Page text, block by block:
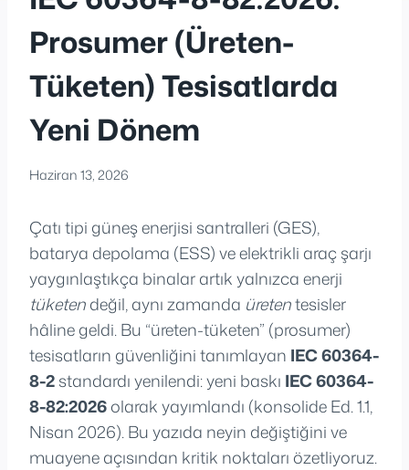
Prosumer (Üreten-
Tüketen) Tesisatlarda
Yeni Dönem
Haziran 13, 2026
Çatı tipi güneş enerjisi santralleri (GES),
batarya depolama (ESS) ve elektrikli araç şarjı
yaygınlaştıkça binalar artık yalnızca enerji
tüketendeğil, aynı zamanda üretentesisler
hâline geldi. Bu “üreten-tüketen” (prosumer)
tesisatların güvenliğini tanımlayan IEC 60364-
8-2standardı yenilendi: yeni baskı IEC 60364-
8-82:2026olarak yayımlandı (konsolide Ed. 1.1,
Nisan 2026). Bu yazıda neyin değiştiğini ve
muayene açısından kritik noktaları özetliyoruz.